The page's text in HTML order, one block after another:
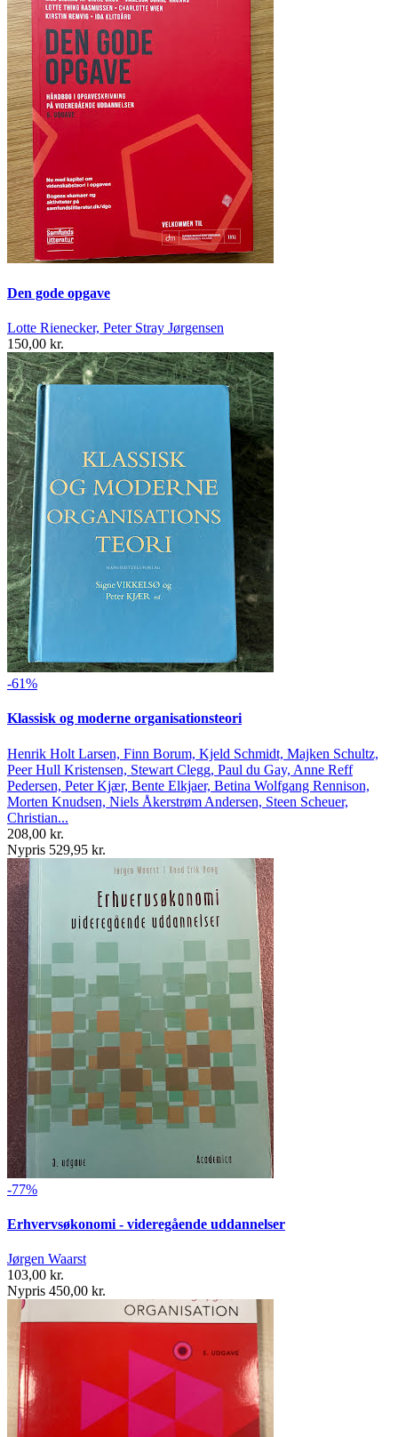
Den gode opgave
Lotte Rienecker, Peter Stray Jørgensen
150,00 kr.
-61%
Klassisk og moderne organisationsteori
Henrik Holt Larsen, Finn Borum, Kjeld Schmidt, Majken Schultz,
Peer Hull Kristensen, Stewart Clegg, Paul du Gay, Anne Reff
Pedersen, Peter Kjær, Bente Elkjaer, Betina Wolfgang Rennison,
Morten Knudsen, Niels Åkerstrøm Andersen, Steen Scheuer,
Christian...
208,00 kr.
Nypris 529,95 kr.
-77%
Erhvervsøkonomi - videregående uddannelser
Jørgen Waarst
103,00 kr.
Nypris 450,00 kr.